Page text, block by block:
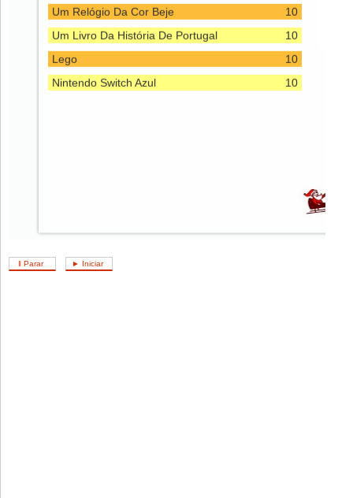
10
Um Relógio Da Cor Beje
10
Um Livro Da História De Portugal
10
Lego
10
Nintendo Switch Azul